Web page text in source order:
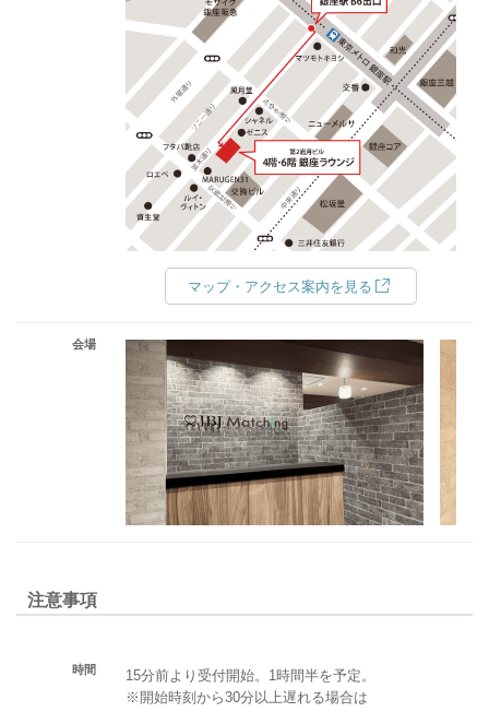
マップ・アクセス案内を見る
会場
注意事項
時間
15分前より受付開始。1時間半を予定。
※開始時刻から30分以上遅れる場合は